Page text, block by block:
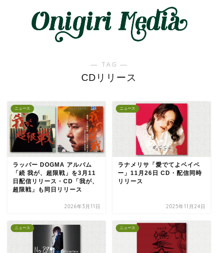
― TAG ―
CDリリース
ニュース
ラッパー DOGMA アルバム
「続 我が、超限戦」を3月11
日配信リリース・CD「我が、
超限戦」も同日リリース
2026年3月11日
ニュース
ラナメリサ「愛でてよベイベ
ー」11月26日 CD・配信同時
リリース
2025年11月24日
ニュース ニュース